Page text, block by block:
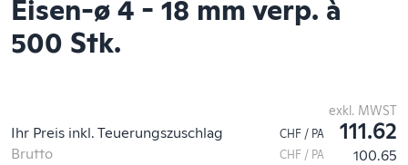
Eisen-ø 4 - 18 mm verp. à
500 Stk.
exkl. MWST
Ihr Preis inkl. Teuerungszuschlag CHF / PA 111.62
Brutto CHF / PA
100.65